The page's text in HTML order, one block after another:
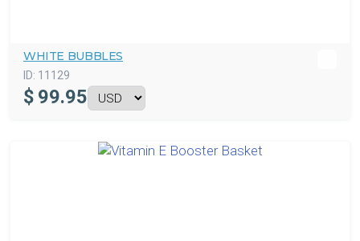
WHITE BUBBLES
ID: 11129
$ 99.95